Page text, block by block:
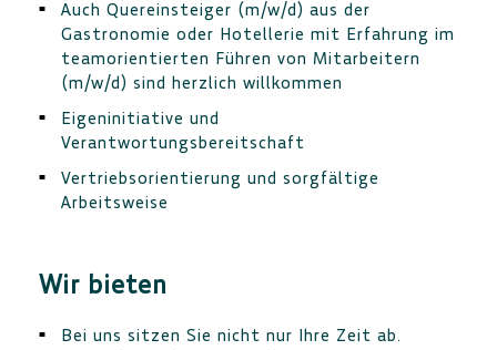
Auch Quereinsteiger (m/w/d) aus der
Gastronomie oder Hotellerie mit Erfahrung im
teamorientierten Führen von Mitarbeitern
(m/w/d) sind herzlich willkommen
Eigeninitiative und
Verantwortungsbereitschaft
Vertriebsorientierung und sorgfältige
Arbeitsweise
Wir bieten
Bei uns sitzen Sie nicht nur Ihre Zeit ab.